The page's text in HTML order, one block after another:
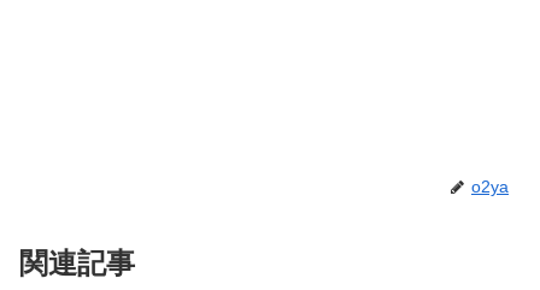
o2ya
関連記事